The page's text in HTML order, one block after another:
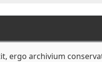
ergo archivium